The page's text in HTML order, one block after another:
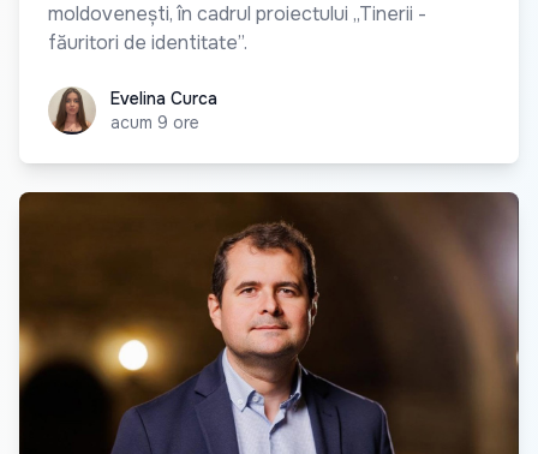
moldovenești, în cadrul proiectului „Tinerii -
făuritori de identitate”.
Evelina CurcaEvelina Curca
acum 9 ore